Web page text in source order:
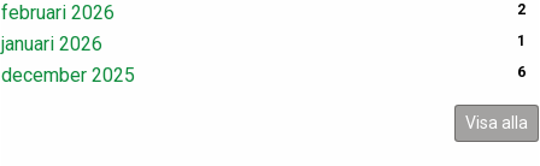
februari 2026 2
januari 2026 1
december 2025 6
Visa alla